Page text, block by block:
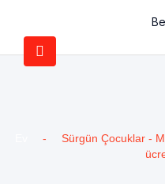
-
Sürgün Çocuklar -